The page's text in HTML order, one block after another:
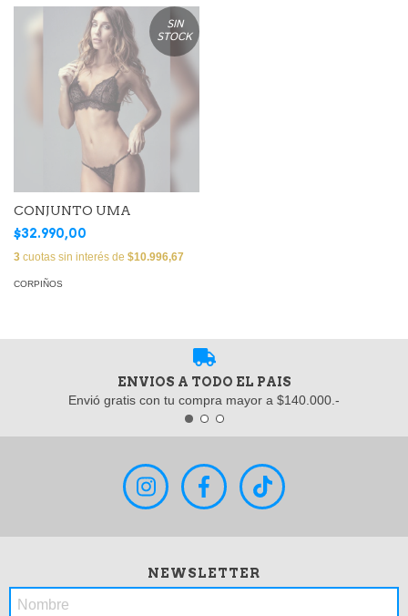
SIN
STOCK
CONJUNTO UMA
$32.990,00
3 cuotas sin interés de $10.996,67
CORPIÑOS
ENVIOS A TODO EL PAIS
Envió gratis con tu compra mayor a $140.000.-
NEWSLETTER